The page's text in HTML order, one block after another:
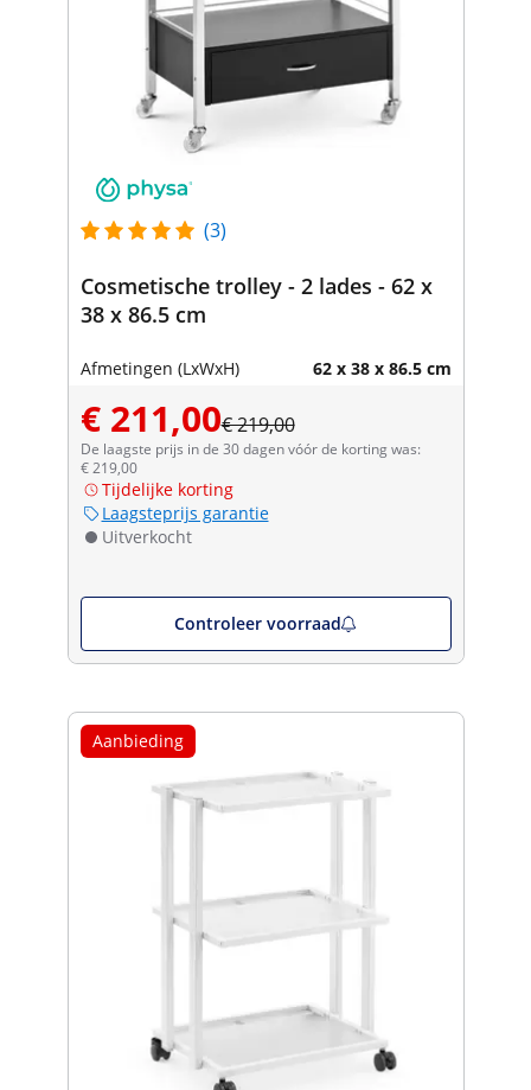
(3)
Cosmetische trolley - 2 lades - 62 x
38 x 86.5 cm
Afmetingen (LxWxH) 62 x 38 x 86.5 cm
€ 211,00€ 219,00
De laagste prijs in de 30 dagen vóór de korting was:
€ 219,00
Tijdelijke korting
Laagsteprijs garantie
Uitverkocht
Controleer voorraad
Aanbieding